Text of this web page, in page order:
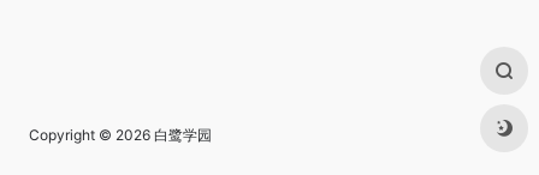
Copyright © 2026 白鹭学园